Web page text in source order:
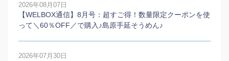
2026年08月07日
【WELBOX通信】8月号：超すご得！数量限定クーポンを使
って＼60％OFF／で購入♪島原手延そうめん♪
2026年07月30日